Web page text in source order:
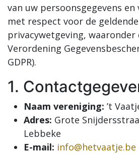
van uw persoonsgegevens en
met respect voor de geldende
privacywetgeving, waaronder
Verordening
GDPR).
1.
Naam vereniging: ’t
Adres: Grote
Lebbeke
E-mail: info@hetvaatje.be